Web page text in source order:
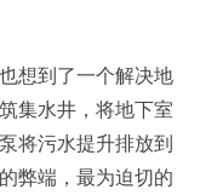
想到了一个解决地
集水井，将地下室
将污水提升排放到
弊端，最为迫切的